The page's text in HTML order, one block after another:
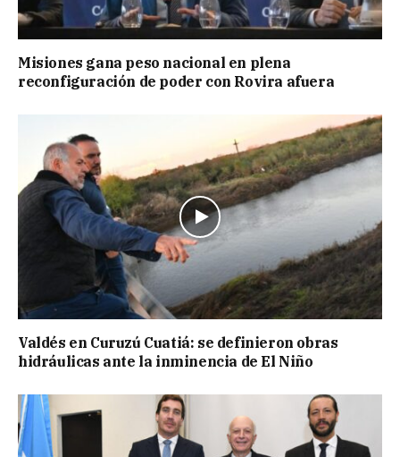
Misiones gana peso nacional en plena
reconfiguración de poder con Rovira afuera
Valdés en Curuzú Cuatiá: se definieron obras
hidráulicas ante la inminencia de El Niño